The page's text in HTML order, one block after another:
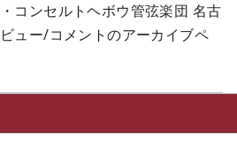
コンセルトヘボウ管弦楽団 名古
ュー/コメントのアーカイブペ